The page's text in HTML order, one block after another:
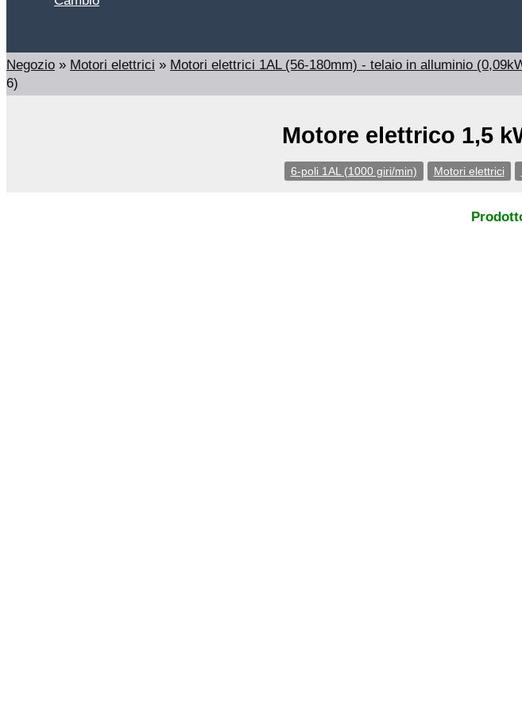
Negozio » Motori elettrici » Motori elettrici 1AL (56-180mm) - telaio in alluminio
6)
Motore elettrico 1,5
6-poli 1AL (1000 giri/min) Motori elettrici